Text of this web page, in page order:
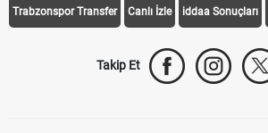
Trabzonspor Transfer Canlı İzle iddaa Sonuçları
Takip Et